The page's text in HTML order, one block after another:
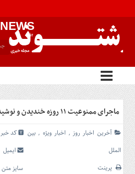
NEWS
.ir
منوی
بالا
آخرین
روز
اجتماعی
گیلان
سیاسی
فرهنگی
ماجرای ممنوعیت ۱۱ روزه خندیدن و نوشیدن در کره شمالی
آخرین اخبار روز , اخبار ویژه , بین
الملل
کد خبر 35732
ایمیل
پرینت
سایز متن